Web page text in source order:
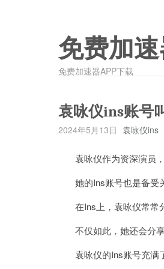
免费加
免费加速器APP下载
袁咏仪ins账号
2024年5月13日 袁咏仪ins
袁咏仪作为资深演员，
她的Ins账号也是备受关
在Ins上，袁咏仪常常分
不仅如此，她还会分享
袁咏仪的Ins账号充满了